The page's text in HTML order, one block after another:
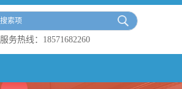
服务热线： 18571682260